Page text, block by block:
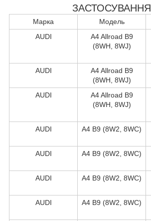
ЗАСТОСУВАННЯ
Марка Модель
AUDI
A4 Allroad B9
(8WH, 8WJ)
AUDI
A4 Allroad B9
(8WH, 8WJ)
AUDI
A4 Allroad B9
(8WH, 8WJ)
AUDI
A4 B9 (8W2, 8WC)
AUDI
A4 B9 (8W2, 8WC)
AUDI
A4 B9 (8W2, 8WC)
AUDI
A4 B9 (8W2, 8WC)